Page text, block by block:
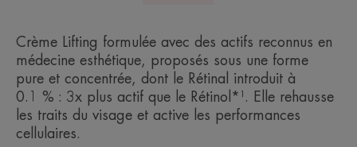
Crème Lifting formulée avec des actifs reconnus en
médecine esthétique, proposés sous une forme
pure et concentrée, dont le Rétinal introduit à
0.1 % : 3x plus actif que le Rétinol*¹. Elle rehausse
les traits du visage et active les performances
cellulaires.